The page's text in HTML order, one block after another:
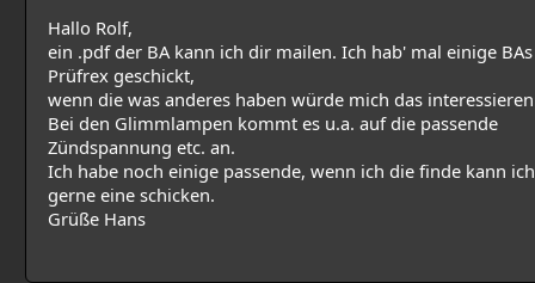
Hallo Rolf,
ein .pdf der BA kann ich dir mailen. Ich hab' mal einige
Prüfrex geschickt,
wenn die was anderes haben würde mich das
Bei den Glimmlampen kommt es u.a. auf die passende
Zündspannung etc. an.
Ich habe noch einige passende, wenn ich die finde kann
gerne eine schicken.
Grüße Hans